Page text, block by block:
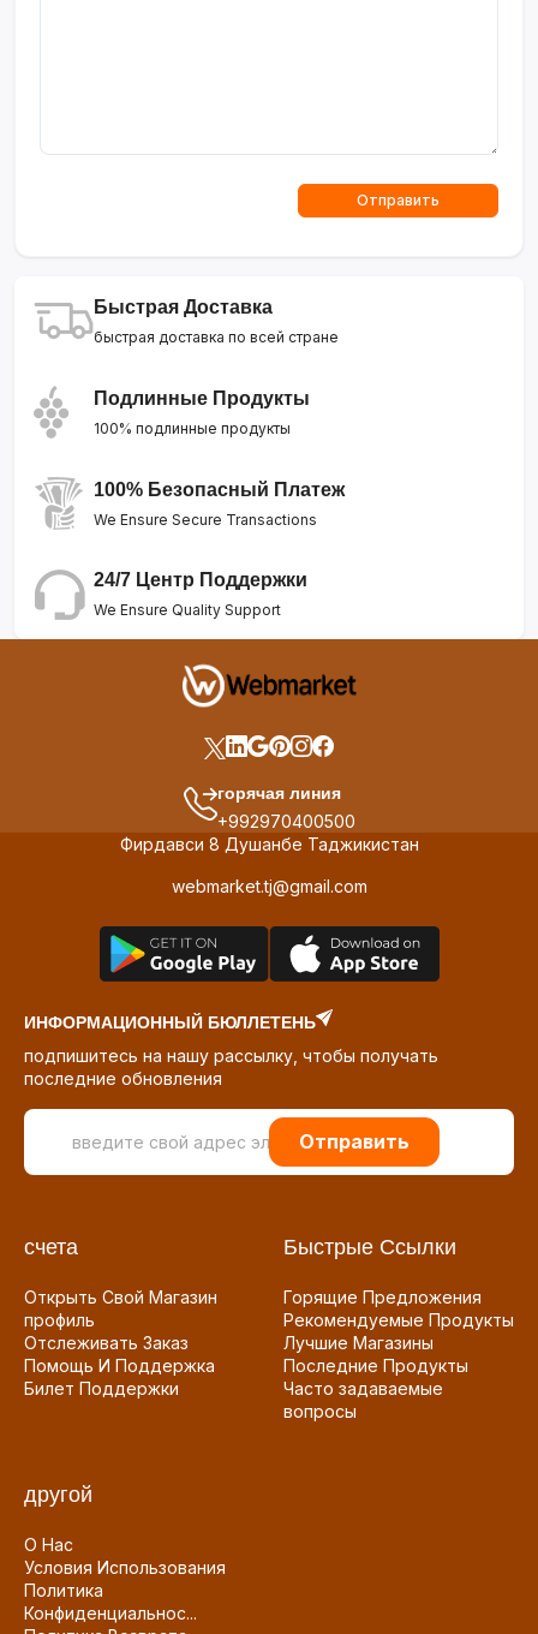
Отправить
Быстрая Доставка
быстрая доставка по всей стране
Подлинные Продукты
100% подлинные продукты
100% Безопасный Платеж
We Ensure Secure Transactions
24/7 Центр Поддержки
We Ensure Quality Support
горячая линия
+992970400500
Фирдавси 8 Душанбе Таджикистан
webmarket.tj@gmail.com
ИНФОРМАЦИОННЫЙ БЮЛЛЕТЕНЬ
подпишитесь на нашу рассылку, чтобы получать
последние обновления
Отправить
счета
Открыть Свой Магазин
профиль
Отслеживать Заказ
Помощь И Поддержка
Билет Поддержки
Быстрые Ссылки
Горящие Предложения
Рекомендуемые Продукты
Лучшие Магазины
Последние Продукты
Часто задаваемые
вопросы
другой
О Нас
Условия Использования
Политика
Конфиденциальнос...